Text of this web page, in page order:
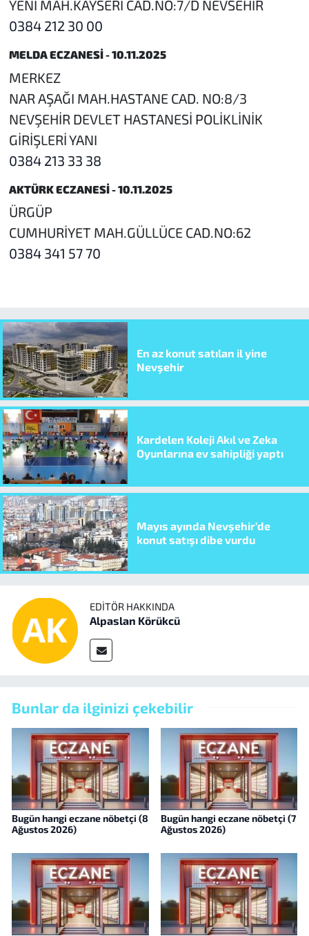
YENI MAH.KAYSERI CAD.NO:7/D NEVSEHIR
0384 212 30 00
MELDA ECZANESİ - 10.11.2025
MERKEZ
NAR AŞAĞI MAH.HASTANE CAD. NO:8/3
NEVŞEHİR DEVLET HASTANESİ POLİKLİNİK
GİRİŞLERİ YANI
0384 213 33 38
AKTÜRK ECZANESİ - 10.11.2025
ÜRGÜP
CUMHURİYET MAH.GÜLLÜCE CAD.NO:62
0384 341 57 70
En az konut satılan il yine
Nevşehir
Kardelen Koleji Akıl ve Zeka
Oyunlarına ev sahipliği yaptı
Mayıs ayında Nevşehir’de
konut satışı dibe vurdu
EDITÖR HAKKINDA
Alpaslan Körükcü
Bunlar da ilginizi çekebilir
Bugün hangi eczane nöbetçi (8
Ağustos 2026)
Bugün hangi eczane nöbetçi (7
Ağustos 2026)